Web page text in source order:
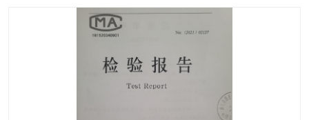
鸡粪发酵机 有机肥设备
纳米膜好氧发酵堆肥机
纳米膜发酵
分子膜堆肥仓